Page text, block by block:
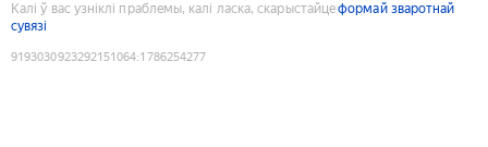
Калі ў вас узніклі праблемы, калі ласка, скарыстайцеформай зваротнай
сувязі
9193030923292151064:1786254277